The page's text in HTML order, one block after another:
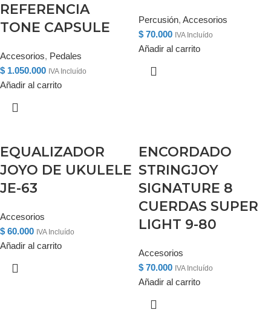
REFERENCIA
TONE CAPSULE
Accesorios, Pedales
$ 1.050.000 IVA Incluído
Añadir al carrito
Percusión, Accesorios
$ 70.000 IVA Incluído
Añadir al carrito
EQUALIZADOR
JOYO DE UKULELE
JE-63
Accesorios
$ 60.000 IVA Incluído
Añadir al carrito
ENCORDADO
STRINGJOY
SIGNATURE 8
CUERDAS SUPER
LIGHT 9-80
Accesorios
$ 70.000 IVA Incluído
Añadir al carrito